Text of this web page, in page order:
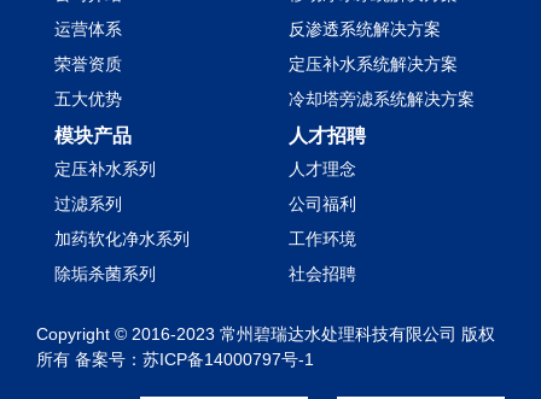
运营体系
荣誉资质
五大优势
反渗透系统解决方案
定压补水系统解决方案
冷却塔旁滤系统解决方案
模块产品
定压补水系列
过滤系列
加药软化净水系列
除垢杀菌系列
人才招聘
人才理念
公司福利
工作环境
社会招聘
Copyright © 2016-2023 常州碧瑞达水处理科技有限公司 版权
所有 备案号： 苏ICP备14000797号-1